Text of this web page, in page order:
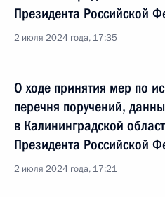
Президента Российской
2 июля 2024 года, 17:35
О ходе принятия мер по
перечня поручений,
в Калининградской
Президента Российской
2 июля 2024 года, 17:21